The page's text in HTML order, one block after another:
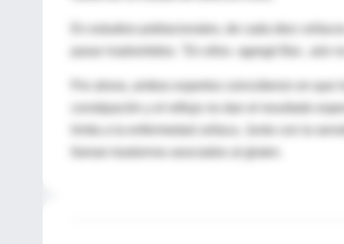
pasar inadvertidos. "En ellos -agregó Bai-, aún
constipación y el reflujo no dan el resultado
limita a la enfermedad celíaca. Junto con la